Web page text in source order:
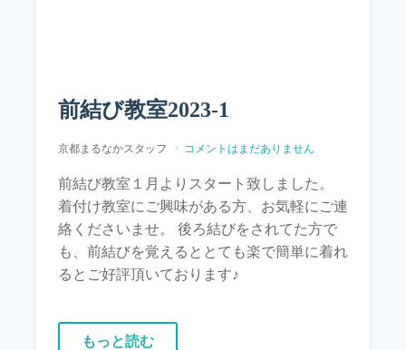
前結び教室2023-1
京都まるなかスタッフ コメントはまだありません
前結び教室１月よりスタート致しました。
着付け教室にご興味がある方、お気軽にご連
絡くださいませ。 後ろ結びをされてた方で
も、前結びを覚えるととても楽で簡単に着れ
るとご好評頂いております♪
もっと読む